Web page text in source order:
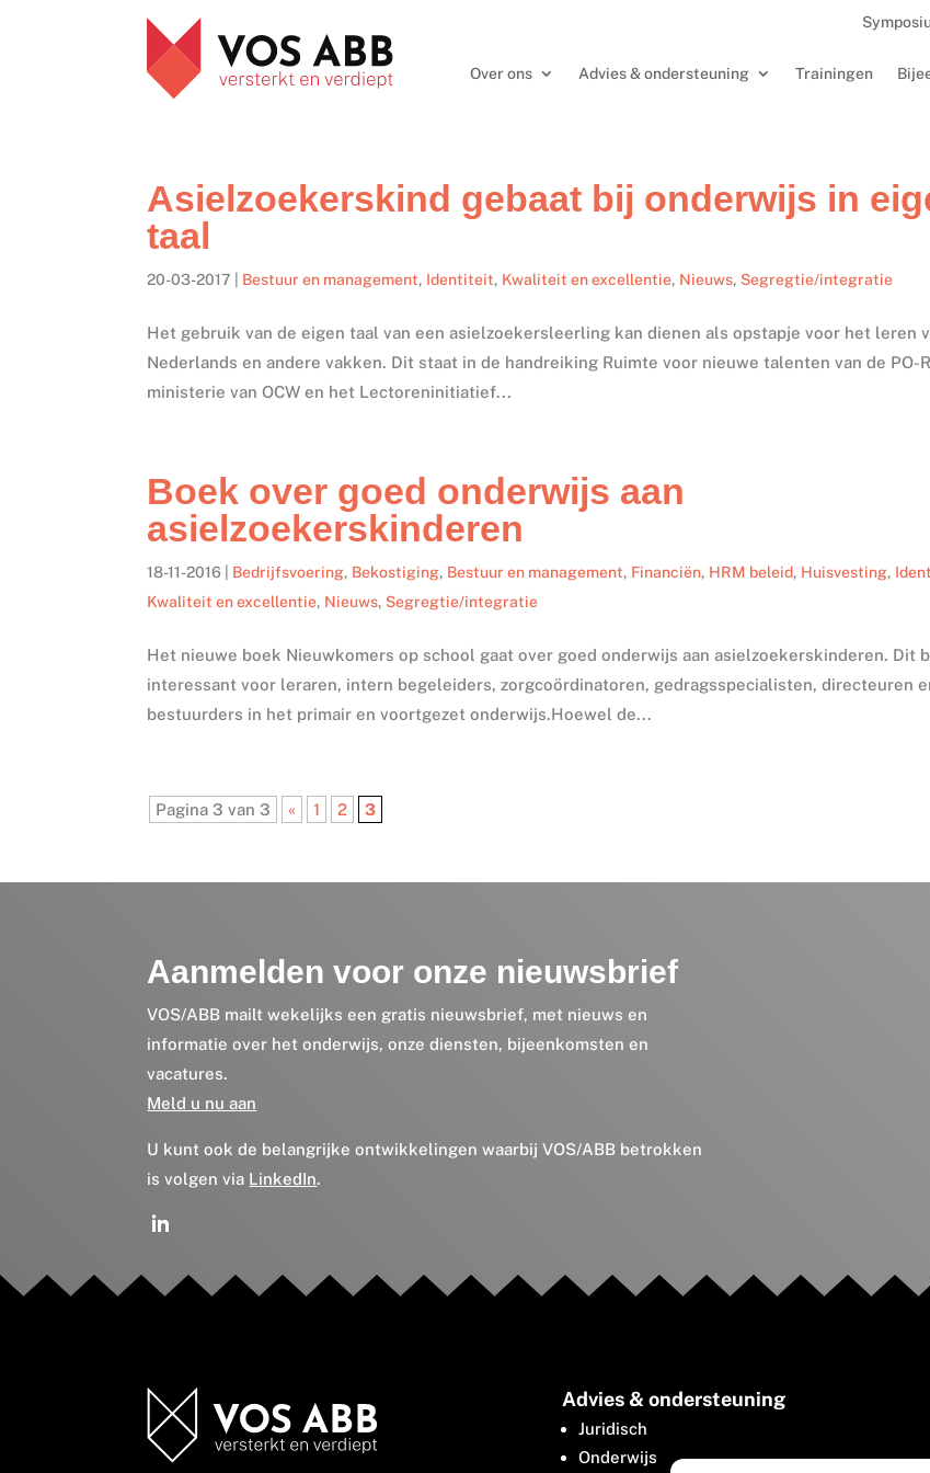
Over ons Advies & ondersteuning Trainingen
Asielzoekerskind gebaat bij onderwijs in
taal
20-03-2017 Bestuur en management, Identiteit, Kwaliteit en excellentie, Nieuws, Segregtie/integratie
Het gebruik van de eigen taal van een asielzoekersleerling kan dienen als opstapje voor het leren
Nederlands en andere vakken. Dit staat in de handreiking Ruimte voor nieuwe talenten van de PO-
ministerie van OCW en het Lectoreninitiatief...
Boek over goed onderwijs aan
asielzoekerskinderen
18-11-2016 Bedrijfsvoering, Bekostiging, Bestuur en management, Financiën, HRM beleid, Huisvesting,
Kwaliteit en excellentie, Nieuws, Segregtie/integratie
Het nieuwe boek Nieuwkomers op school gaat over goed onderwijs aan asielzoekerskinderen. Dit
interessant voor leraren, intern begeleiders, zorgcoördinatoren, gedragsspecialisten, directeuren
bestuurders in het primair en voortgezet onderwijs.Hoewel de...
Pagina 3 van 3 « 1 2 3
Aanmelden voor onze nieuwsbrief
VOS/ABB mailt wekelijks een gratis nieuwsbrief, met nieuws en
informatie over het onderwijs, onze diensten, bijeenkomsten en
vacatures.
Meld u nu aan
U kunt ook de belangrijke ontwikkelingen waarbij VOS/ABB betrokken
is volgen via LinkedIn.
Advies & ondersteuning
Juridisch
Onderwijs